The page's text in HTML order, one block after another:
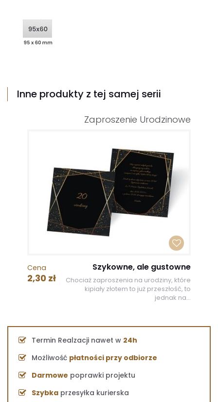
Inne produkty z tej samej serii
Zaproszenie Urodzinowe
Cena
2,30 zł
Szykowne, ale gustowne
Chociaż zaproszenia na urodziny, które
kipiały złotem to już przeszłość, to
jednak na...
Termin Realzacji nawet w 24h
Możliwość płatności przy odbiorze
Darmowe poprawki projektu
Szybka przesyłka kurierska